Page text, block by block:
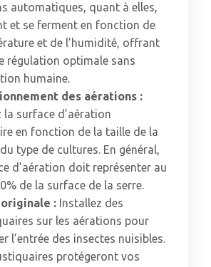
automatiques, quant à elles,
et se ferment en fonction de
et de l’humidité, offrant
régulation optimale sans
humaine.
des aérations :
la surface d’aération
en fonction de la taille de la
type de cultures. En général,
d’aération doit représenter au
de la surface de la serre.
: Installez des
sur les aérations pour
l’entrée des insectes nuisibles.
protégeront vos